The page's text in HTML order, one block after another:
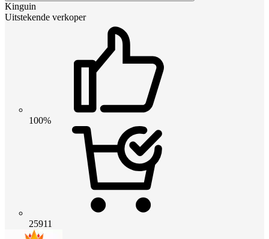
Kinguin
Uitstekende verkoper
100%
25911